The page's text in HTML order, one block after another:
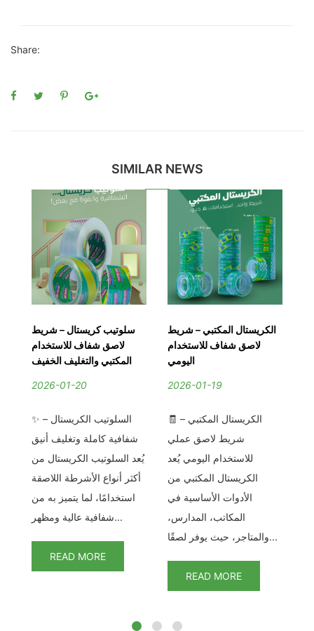
Share:
SIMILAR NEWS
سلوتيب كريستال – شريط
لاصق شفاف للاستخدام
المكتبي والتغليف الخفيف
2026-01-20
✨ السلوتيب الكريستال –
شفافية كاملة وتغليف أنيق
يُعد السلوتيب الكريستال من
أكثر أنواع الأشرطة اللاصقة
استخدامًا، لما يتميز به من
شفافية عالية ومظهر...
READ MORE
الكريستال المكتبي – شريط
لاصق شفاف للاستخدام
اليومي
2026-01-19
🧾 الكريستال المكتبي –
شريط لاصق عملي
للاستخدام اليومي يُعد
الكريستال المكتبي من
الأدوات الأساسية في
المكاتب، المدارس،
والمتاجر، حيث يوفر لصقًا...
READ MORE